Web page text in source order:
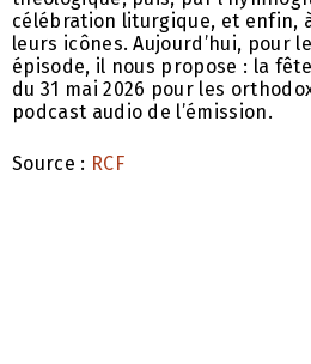
célébration liturgique, et enfin,
leurs icônes. Aujourd’hui, pour
épisode, il nous propose : la
du 31 mai 2026 pour les
podcast audio de l’émission.
Source : RCF